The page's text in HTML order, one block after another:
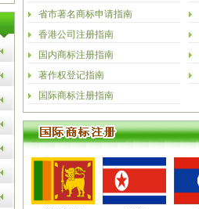
省市著名商标申请指南
香港公司注册指南
国内商标注册指南
著作权登记指南
国际商标注册指南